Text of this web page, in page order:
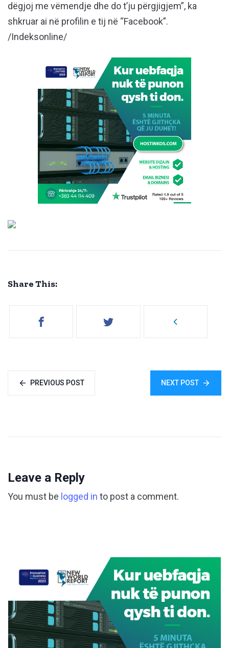
dëgjoj me vëmendje dhe do t’ju përgjigjem”, ka
shkruar ai në profilin e tij në “Facebook”.
/Indeksonline/
Share This:
PREVIOUS POST NEXT POST
Leave a Reply
You must be logged in to post a comment.